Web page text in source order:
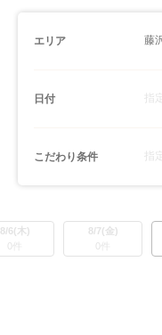
エリア 藤
日付 指
こだわり条件 指
8/6(木)
0件
8/7(金)
0件